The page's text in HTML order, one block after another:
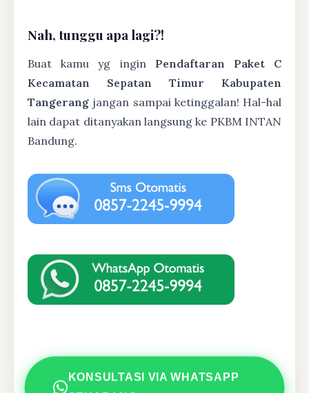
Nah, tunggu apa lagi?!
Buat kamu yg ingin Pendaftaran Paket C
Kecamatan Sepatan Timur Kabupaten
Tangerang jangan sampai ketinggalan! Hal-hal
lain dapat ditanyakan langsung ke PKBM INTAN
Bandung.
KONSULTASI VIA WHATSAPP